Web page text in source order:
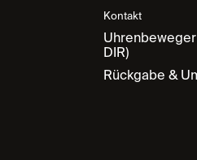
Kontakt
DIR)
Rückgabe &